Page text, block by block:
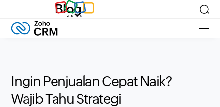
Blog
Ingin Penjualan Cepat Naik?
Wajib Tahu Strategi